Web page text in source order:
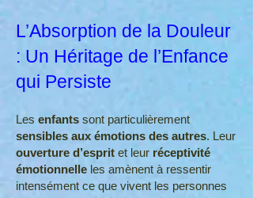
L’Absorption de la Douleur
: Un Héritage de l’Enfance
qui Persiste
Les enfants sont particulièrement
sensibles aux émotions des autres. Leur
ouverture d’esprit et leur réceptivité
émotionnelle les amènent à ressentir
intensément ce que vivent les personnes